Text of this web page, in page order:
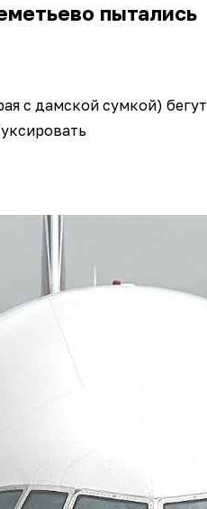
пытались
с дамской сумкой) бегут